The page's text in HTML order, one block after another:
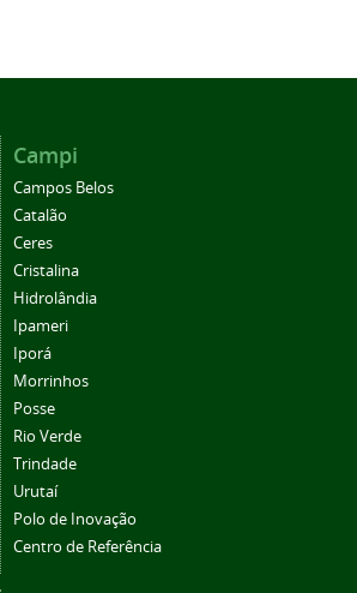
Campi
Campos Belos
Catalão
Ceres
Cristalina
Hidrolândia
Ipameri
Iporá
Morrinhos
Posse
Rio Verde
Trindade
Urutaí
Polo de Inovação
Centro de Referência